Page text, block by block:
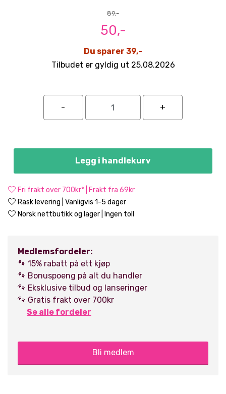
89,-
50,-
Du sparer 39,-
Tilbudet er gyldig ut 25.08.2026
Legg i handlekurv
Fri frakt over 700kr* | Frakt fra 69kr
Rask levering | Vanligvis 1-5 dager
Norsk nettbutikk og lager | Ingen toll
Medlemsfordeler:
🐾 15% rabatt på ett kjøp
🐾 Bonuspoeng på alt du handler
🐾 Eksklusive tilbud og lanseringer
🐾 Gratis frakt over 700kr
Se alle fordeler
Bli medlem